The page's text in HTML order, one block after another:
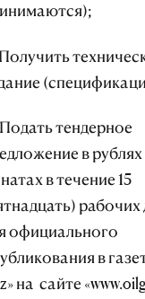
тендерное
в
в течение 15
рабочих
официального
в
на сайте